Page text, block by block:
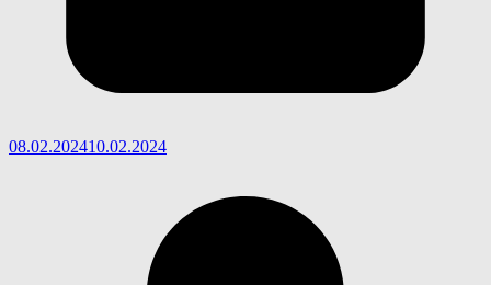
08.02.202410.02.2024